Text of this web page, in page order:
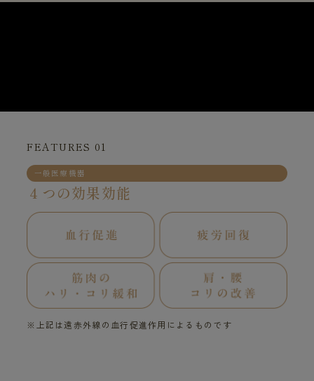
FEATURES 01
一般医療機器
４つの効果効能
※上記は遠赤外線の血行促進作用によるものです